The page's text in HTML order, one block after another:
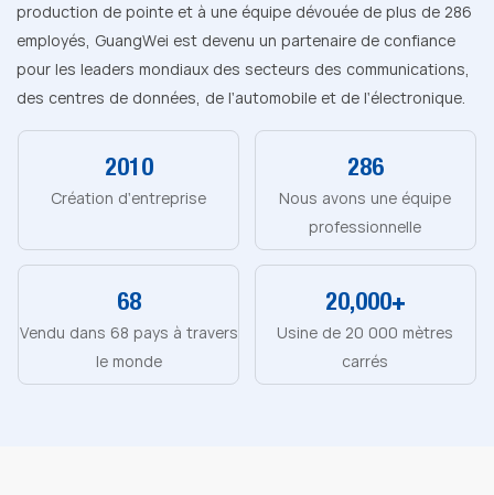
production de pointe et à une équipe dévouée de plus de 286
employés, GuangWei est devenu un partenaire de confiance
pour les leaders mondiaux des secteurs des communications,
des centres de données, de l'automobile et de l'électronique.
2010
Création d'entreprise
286
Nous avons une équipe
professionnelle
68
Vendu dans 68 pays à travers
le monde
20,000+
Usine de 20 000 mètres
carrés